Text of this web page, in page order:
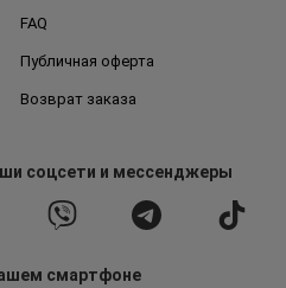
FAQ
Публичная оферта
Возврат заказа
соцсети и мессенджеры
смартфоне